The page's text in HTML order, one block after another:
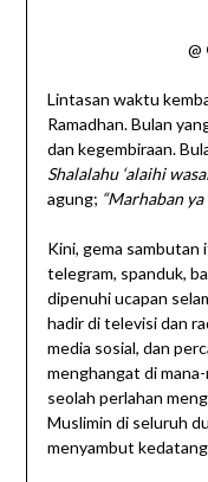
@
Lintasan waktu
Ramadhan. Bulan
dan kegembiraan.
Shalalahu ‘alaihi
agung; “Marhaban ya
Kini, gema
telegram, spanduk,
dipenuhi ucapan
hadir di televisi dan
media sosial, dan
menghangat di
seolah perlahan
Muslimin di seluruh
menyambut